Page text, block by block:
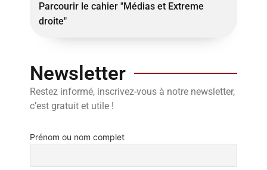
Parcourir le cahier "Médias et Extreme
droite"
Newsletter
Restez informé, inscrivez-vous à notre newsletter,
c’est gratuit et utile !
Prénom ou nom complet